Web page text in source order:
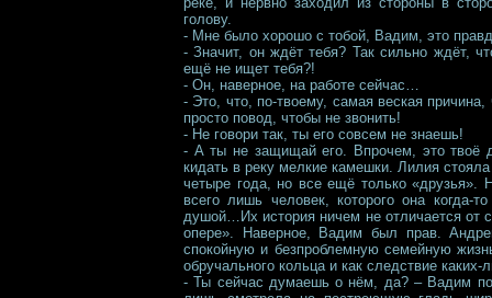
голову.
- Мне было хорошо с тобой, Вадим, это
- Значит, он ждёт тебя? Так сильно ждёт,
ещё не ищет тебя?!
- Он, наверное, на работе сейчас…
- Это, что, по-твоему, самая веская
просто повод, чтобы не звонить!
- Не говори так, ты его совсем не знаешь!
- А ты не защищай его. Впрочем, это твоё
кидать в реку мелкие камешки. Лилия
четыре года, но все ещё только
всего лишь человек, которого она когда-
душой…Их история ничем не отличается от
опере». Наверное, Вадим был прав.
спокойную и безпроблемную семейную
обручального кольца и как следствие
- Ты сейчас думаешь о нём, да? – Вадим